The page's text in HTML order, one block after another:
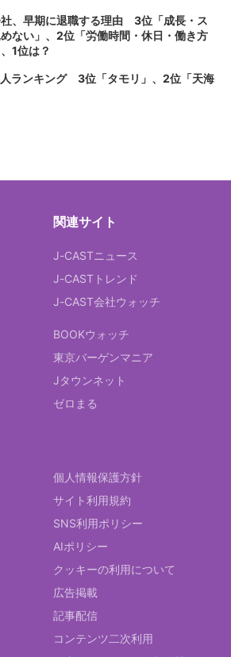
、早期に退職する理由 3位「成長・ス
ない」、2位「労働時間・休日・働き方
1位は？
人ランキング 3位「タモリ」、2位「天海
関連サイト
J-CASTニュース
J-CASTトレンド
J-CAST会社ウォッチ
BOOKウォッチ
東京バーゲンマニア
Jタウンネット
ゼロまる
個人情報保護方針
サイト利用規約
SNS利用ポリシー
AIポリシー
クッキーの利用について
広告掲載
記事配信
コンテンツ二次利用